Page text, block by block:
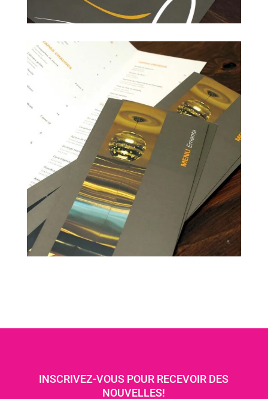
INSCRIVEZ-VOUS POUR RECEVOIR DES
NOUVELLES!